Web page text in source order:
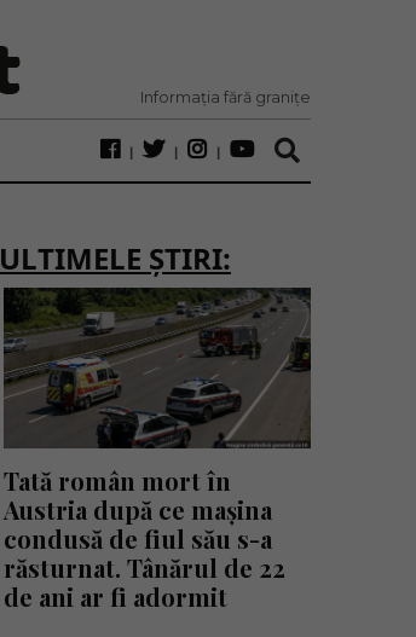
Informația fără granițe
ULTIMELE ȘTIRI:
Tată român mort în
Austria după ce mașina
condusă de fiul său s-a
răsturnat. Tânărul de 22
de ani ar fi adormit